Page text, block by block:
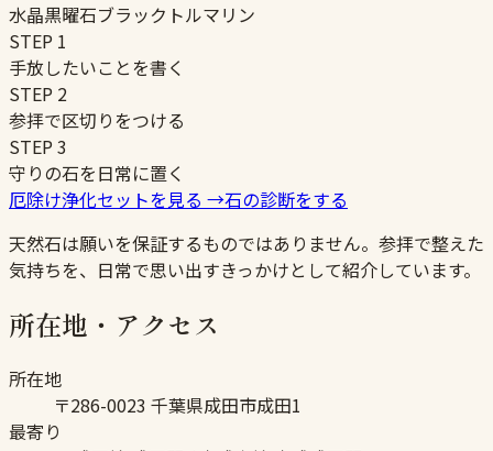
水晶黒曜石ブラックトルマリン
STEP 1
手放したいことを書く
STEP 2
参拝で区切りをつける
STEP3
守りの石を日常に置く
厄除け浄化セットを見る →石の診断をする
天然石は願いを保証するものではありません。参拝で整えた
気持ちを、日常で思い出すきっかけとして紹介しています。
所在地・アクセス
所在地
〒286-0023 千葉県成田市成田1
最寄り